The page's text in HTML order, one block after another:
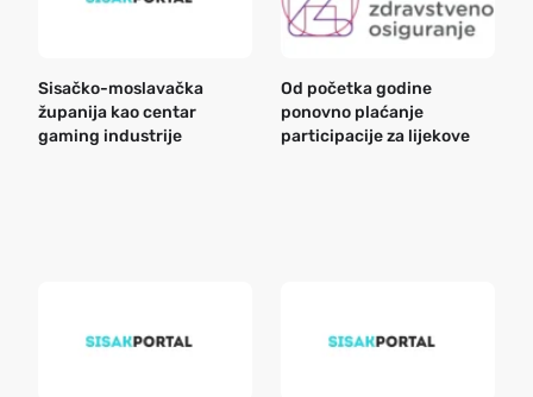
Sisačko-moslavačka
županija kao centar
gaming industrije
Od početka godine
ponovno plaćanje
participacije za lijekove